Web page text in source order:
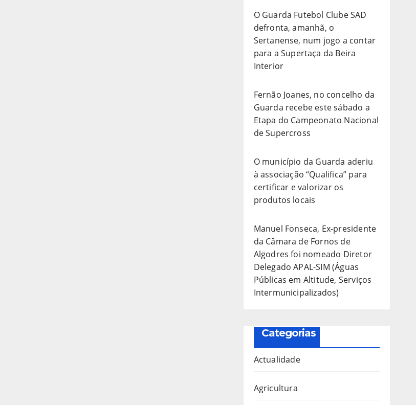
O Guarda Futebol Clube SAD
defronta, amanhã, o
Sertanense, num jogo a contar
para a Supertaça da Beira
Interior
Fernão Joanes, no concelho da
Guarda recebe este sábado a
Etapa do Campeonato Nacional
de Supercross
O município da Guarda aderiu
à associação “Qualifica” para
certificar e valorizar os
produtos locais
Manuel Fonseca, Ex-presidente
da Câmara de Fornos de
Algodres foi nomeado Diretor
Delegado APAL-SIM (Águas
Públicas em Altitude, Serviços
Intermunicipalizados)
Categorias
Actualidade
Agricultura